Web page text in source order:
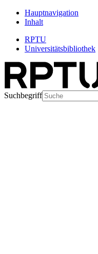
Hauptnavigation
Inhalt
RPTU
Universitätsbibliothek
Suchbegriff